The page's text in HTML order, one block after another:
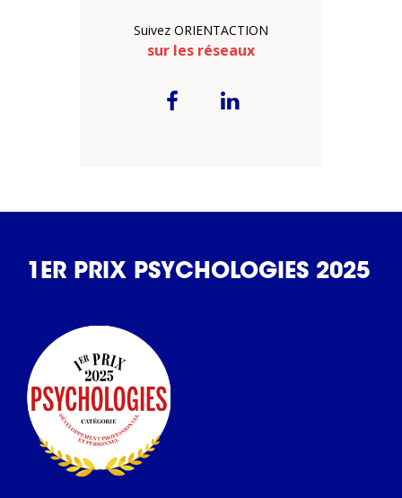
Suivez ORIENTACTION
sur les réseaux
1ER PRIX PSYCHOLOGIES 2025